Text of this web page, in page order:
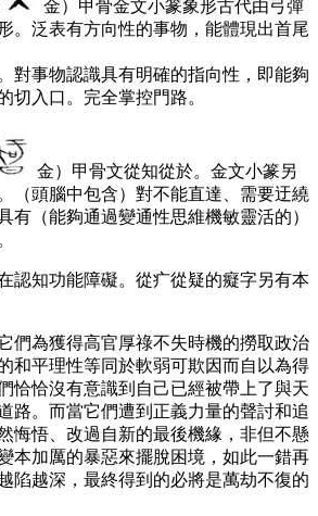
金）甲骨金文小篆象形古代由弓彈
。泛表有方向性的事物，能體現出首尾
對事物認識具有明確的指向性，即能夠
切入口。完全掌控門路。
金）甲骨文從知從於。金文小篆另
（頭腦中包含）對不能直達、需要迂繞
有（能夠通過變通性思維機敏靈活的）
認知功能障礙。從疒從疑的癡字另有本
們為獲得高官厚祿不失時機的撈取政治
和平理性等同於軟弱可欺因而自以為得
恰恰沒有意識到自己已經被帶上了與天
路。而當它們遭到正義力量的聲討和追
悔悟、改過自新的最後機緣，非但不懸
本加厲的暴惡來擺脫困境，如此一錯再
陷越深，最終得到的必將是萬劫不復的